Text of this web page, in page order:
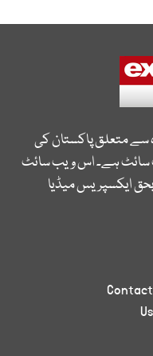
سے متعلق پاکستان کی
سائٹ ہے۔ اس ویب سائٹ
ایکسپریس میڈیا
Contact
Us